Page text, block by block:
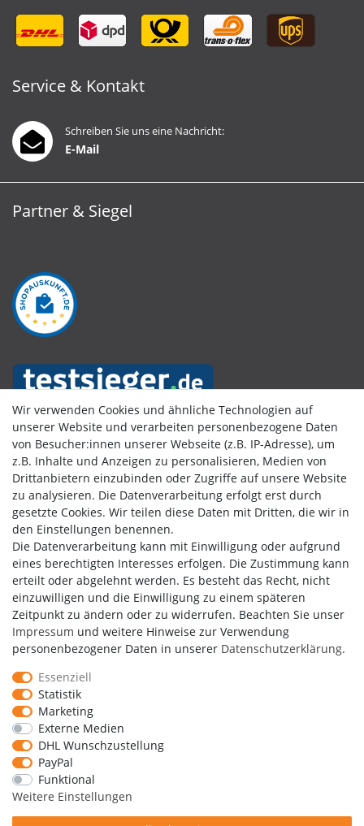
Service & Kontakt
Schreiben Sie uns eine Nachricht:
E-Mail
Partner & Siegel
Kundenbewertungen
Wir verwenden Cookies und ähnliche Technologien auf
unserer Website und verarbeiten personenbezogene Daten
von Besucher:innen unserer Webseite (z.B. IP-Adresse), um
z.B. Inhalte und Anzeigen zu personalisieren, Medien von
Drittanbietern einzubinden oder Zugriffe auf unsere Website
zu analysieren. Die Datenverarbeitung erfolgt erst durch
gesetzte Cookies. Wir teilen diese Daten mit Dritten, die wir in
den Einstellungen benennen.
Die Datenverarbeitung kann mit Einwilligung oder aufgrund
eines berechtigten Interesses erfolgen. Die Zustimmung kann
erteilt oder abgelehnt werden. Es besteht das Recht, nicht
einzuwilligen und die Einwilligung zu einem späteren
Zeitpunkt zu ändern oder zu widerrufen. Beachten Sie unser
Impressum und weitere Hinweise zur Verwendung
personenbezogener Daten in unserer Daten­schutz­erklärung.
Essenziell
Statistik
Marketing
Externe Medien
DHL Wunschzustellung
PayPal
Funktional
Weitere Einstellungen